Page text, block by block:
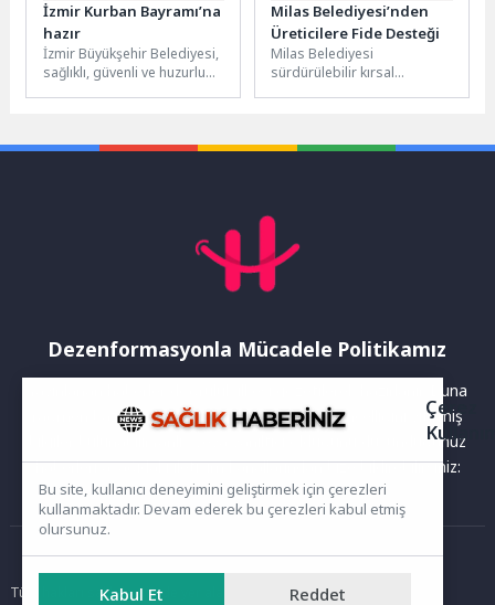
İzmir Kurban Bayramı’na
hazır
İzmir Büyükşehir Belediyesi,
sağlıklı, güvenli ve huzurlu
Milas Belediyesi’nden
Üreticilere Fide Desteği
Milas Belediyesi
sürdürülebilir kırsal
ediyor....
Dezenformasyonla Mücadele Politikamız
Yayınlanan haberler doğruluk ilkesi gözetilerek hazırlanır. Buna
rağmen bazı içeriklerde eksik, hatalı veya güncelliğini yitirmiş
bilgiler bulunabilir.Yanlış veya yanıltıcı olduğunu düşündüğünüz
haberleri aşağıdaki iletişim kanallarından bize bildirebilirsiniz:
Ana Sayfa
Tüm hakları saklıdır. Sitede yer alan içerikler izinsiz kopyalanamaz,
Çerez
Bu site, kullanıcı deneyimini geliştirmek için çerezleri
kullanmaktadır. Devam ederek bu çerezleri kabul etmiş
olursunuz.
Kabul Et Reddet